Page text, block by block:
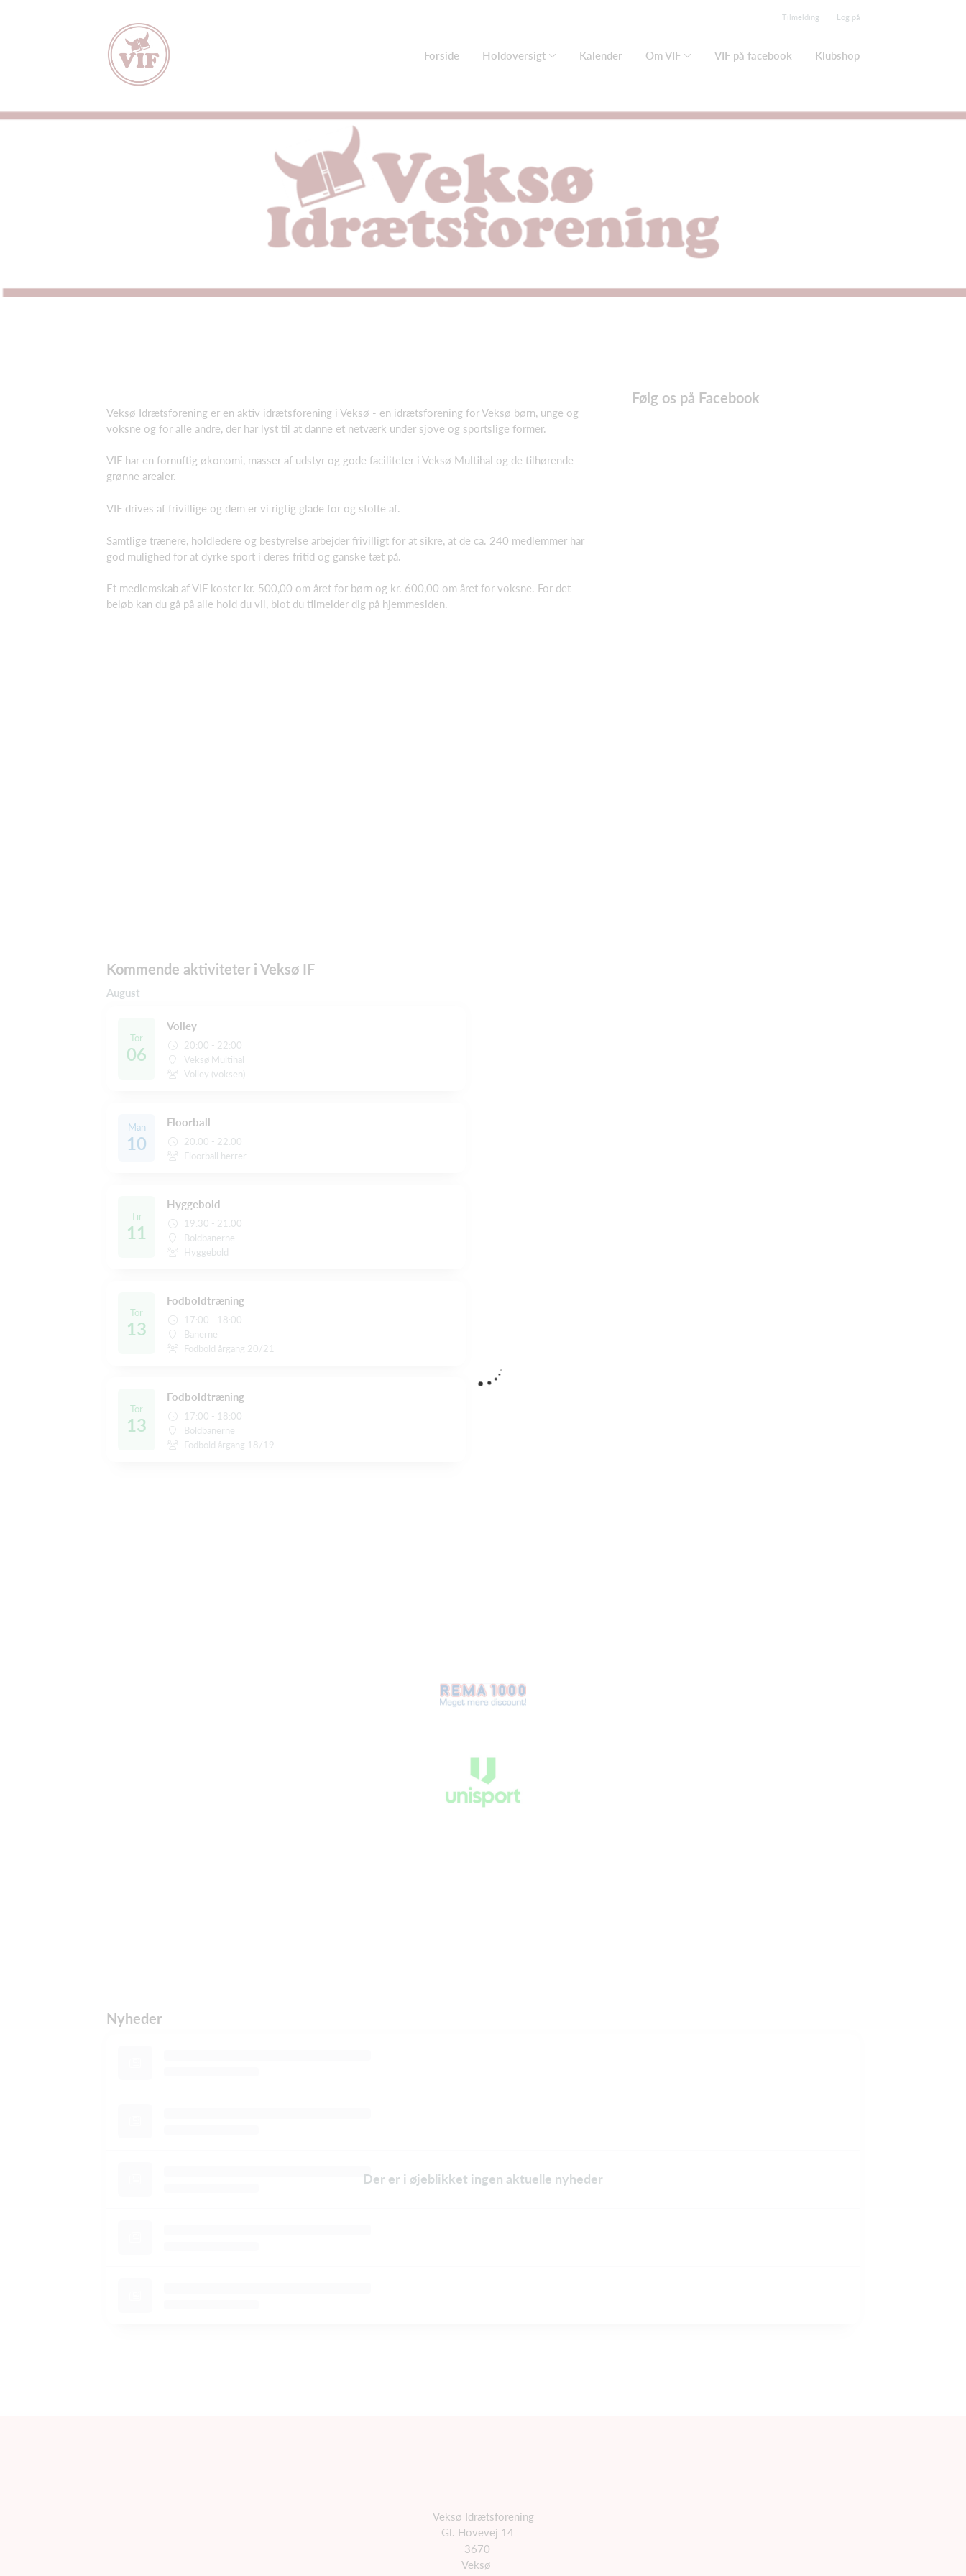
Tilmelding Log på
Forside Holdoversigt Kalender Om VIF VIF på facebook Klubshop
Veksø Idrætsforening er en aktiv idrætsforening i Veksø - en idrætsforening for Veksø børn, unge og
voksne og for alle andre, der har lyst til at danne et netværk under sjove og sportslige former.
VIF har en fornuftig økonomi, masser af udstyr og gode faciliteter i Veksø Multihal og de tilhørende
grønne arealer.
VIF drives af frivillige og dem er vi rigtig glade for og stolte af.
Samtlige trænere, holdledere og bestyrelse arbejder frivilligt for at sikre, at de ca. 240 medlemmer har
god mulighed for at dyrke sport i deres fritid og ganske tæt på.
Et medlemskab af VIF koster kr. 500,00 om året for børn og kr. 600,00 om året for voksne. For det
beløb kan du gå på alle hold du vil, blot du tilmelder dig på hjemmesiden.
Følg os på Facebook
Kommende aktiviteter i Veksø IF
August
Tor
06
Volley
20:00 - 22:00
Veksø Multihal
Volley (voksen)
Man
10
Floorball
20:00 - 22:00
Floorball herrer
Tir
11
Hyggebold
19:30 - 21:00
Boldbanerne
Hyggebold
Tor
13
Fodboldtræning
17:00 - 18:00
Banerne
Fodbold årgang 20/21
Tor
13
Fodboldtræning
17:00 - 18:00
Boldbanerne
Fodbold årgang 18/19
Nyheder
Der er i øjeblikket ingen aktuelle nyheder
Veksø Idrætsforening
Gl. Hovevej 14
3670
Veksø